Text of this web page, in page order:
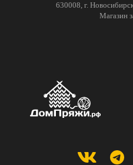
630008, г.
Магазин